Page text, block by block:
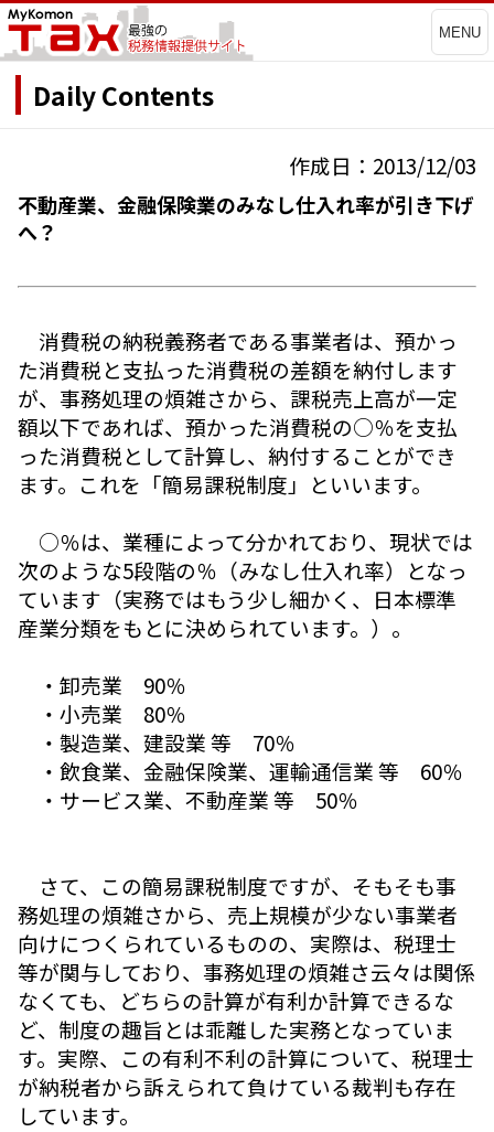
MENU
Daily Contents
作成日：2013/12/03
不動産業、金融保険業のみなし仕入れ率が引き下げ
へ？
消費税の納税義務者である事業者は、預かっ
た消費税と支払った消費税の差額を納付します
が、事務処理の煩雑さから、課税売上高が一定
額以下であれば、預かった消費税の○％を支払
った消費税として計算し、納付することができ
ます。これを「簡易課税制度」といいます。
○％は、業種によって分かれており、現状では
次のような5段階の％（みなし仕入れ率）となっ
ています（実務ではもう少し細かく、日本標準
産業分類をもとに決められています。）。
・卸売業 90％
・小売業 80％
・製造業、建設業 等 70％
・飲食業、金融保険業、運輸通信業 等 60％
・サービス業、不動産業 等 50％
さて、この簡易課税制度ですが、そもそも事
務処理の煩雑さから、売上規模が少ない事業者
向けにつくられているものの、実際は、税理士
等が関与しており、事務処理の煩雑さ云々は関係
なくても、どちらの計算が有利か計算できるな
ど、制度の趣旨とは乖離した実務となっていま
す。実際、この有利不利の計算について、税理士
が納税者から訴えられて負けている裁判も存在
しています。